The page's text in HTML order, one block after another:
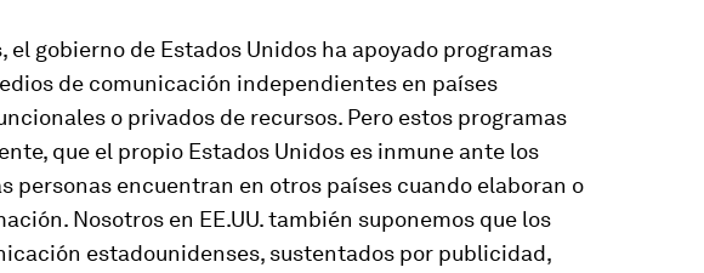
el gobierno de Estados Unidos ha apoyado programas
de comunicación independientes en países
o privados de recursos. Pero estos programas
que el propio Estados Unidos es inmune ante los
personas encuentran en otros países cuando elaboran o
Nosotros en EE.UU. también suponemos que los
estadounidenses, sustentados por publicidad,